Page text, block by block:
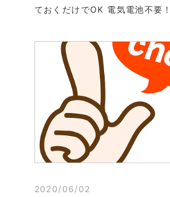
ておくだけでOK 電気電池不要
2020/06/02